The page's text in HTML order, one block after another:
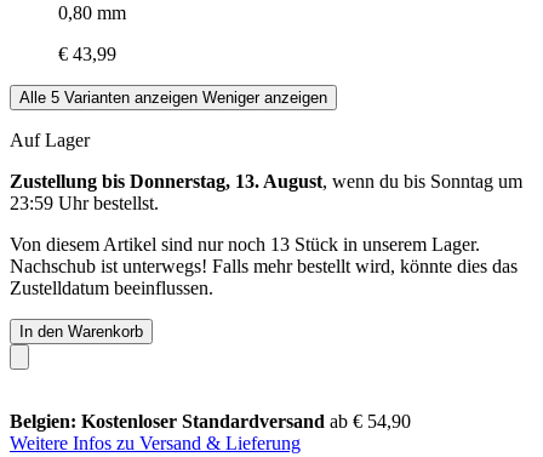
0,80 mm
€ 43,99
Alle 5 Varianten anzeigen Weniger anzeigen
Auf Lager
Zustellung bis Donnerstag, 13. August, wenn du bis Sonntag um
23:59 Uhrbestellst.
Von diesem Artikel sind nur noch 13 Stück in unserem Lager.
Nachschub ist unterwegs! Falls mehr bestellt wird, könnte dies das
Zustelldatum beeinflussen.
In den Warenkorb
Belgien: Kostenloser Standardversand ab € 54,90
Weitere Infos zu Versand & Lieferung